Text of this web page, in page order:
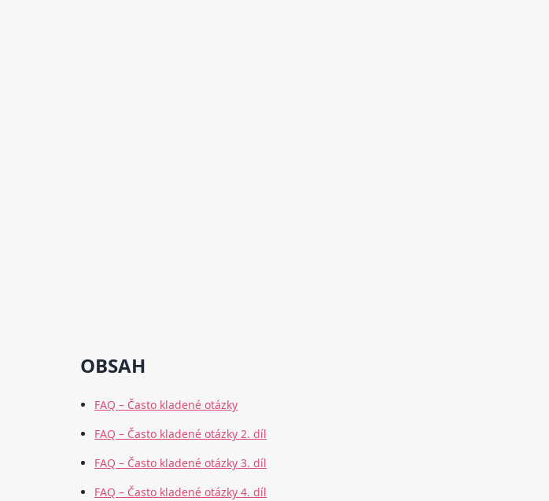
OBSAH
FAQ – Často kladené otázky
FAQ – Často kladené otázky 2. díl
FAQ – Často kladené otázky 3. díl
FAQ – Často kladené otázky 4. díl